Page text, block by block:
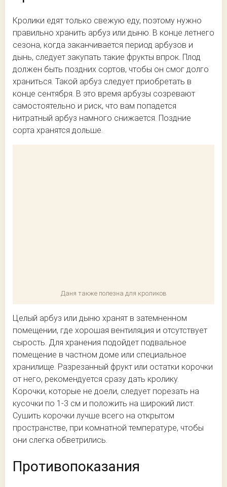
Кролики едят только свежую еду, поэтому нужно
правильно хранить арбуз или дыню. В конце летнего
сезона, когда заканчивается период арбузов и
дынь, следует закупать такие фрукты впрок. Плод
должен быть поздних сортов, чтобы он смог долго
храниться. Такой арбуз следует приобретать в
конце сентября. В это время арбузы созревают
самостоятельно и риск, что вам попадется
нитратный арбуз намного снижается. Поздние
сорта хранятся дольше.
Даня также полезна для кроликов
Целый арбуз или дыню хранят в затемненном
помещении, где хорошая вентиляция и отсутствует
сырость. Для хранения подойдет подвальное
помещение в частном доме или специальное
хранилище. Разрезанный фрукт или остатки корочки
от него, рекомендуется сразу дать кролику.
Корочки, которые не доели, следует порезать на
кусочки по 1-3 см и положить на широкий лист.
Сушить корочки лучше всего на открытом
пространстве, при комнатной температуре, чтобы
они слегка обветрились.
Противопоказания